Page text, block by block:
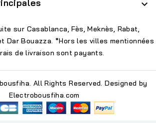

sur Casablanca, Fès, Meknès, Rabat,
Dar Bouazza. *Hors les villes mentionnées
de livraison sont payants.
All Rights Reserved. Designed by
Electrobousfiha.com